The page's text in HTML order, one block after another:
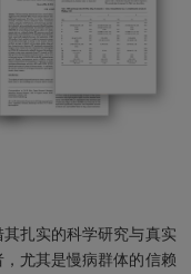
扎实的科学研究与真实
尤其是慢病群体的信赖